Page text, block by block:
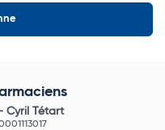
Cyril Tétart